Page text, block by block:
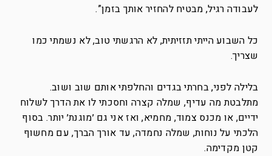
לעבודה רגיל, מבטיח להחזיר אותך בזמן”.
כל השבוע הייתי תזזיתית, לא הרגשתי טוב, לא נשמתי כמו
שצריך.
בלילה לפני, בחרתי בגדים והחלפתי אותם שוב ושוב.
מתלבטת מה עדיף, שמלה קצרה וחסכתי לו את הדרך לשלוח
ידיים, או מכנס צמוד, מחמיא, ואז אני גם ׳מוגנת׳ יותר. בסוף
הלכתי על נוחות, שמלה נחמדה, עד אורך הברך, עם מחשוף
קטן מקדימה.